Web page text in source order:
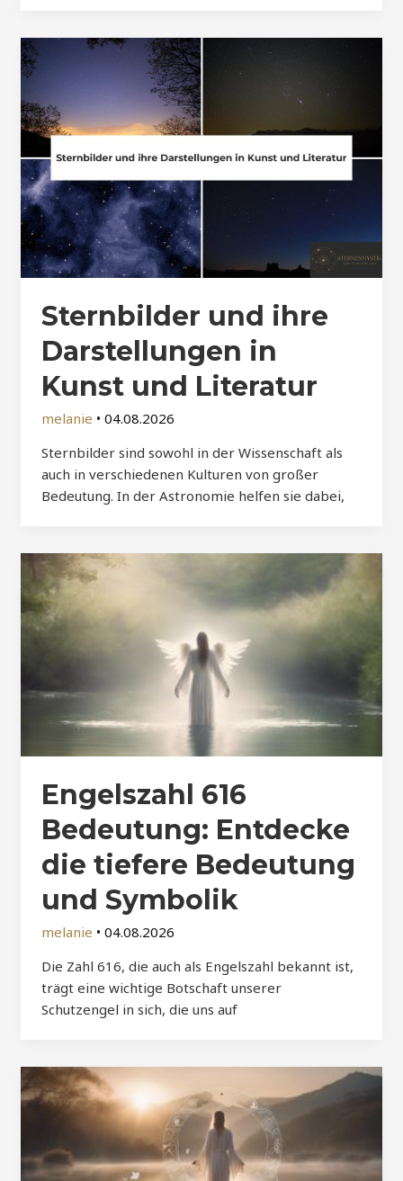
Sternbilder und ihre
Darstellungen in
Kunst und Literatur
melanie • 04.08.2026
Sternbilder sind sowohl in der Wissenschaft als
auch in verschiedenen Kulturen von großer
Bedeutung. In der Astronomie helfen sie dabei,
Engelszahl 616
Bedeutung: Entdecke
die tiefere Bedeutung
und Symbolik
melanie • 04.08.2026
Die Zahl 616, die auch als Engelszahl bekannt ist,
trägt eine wichtige Botschaft unserer
Schutzengel in sich, die uns auf